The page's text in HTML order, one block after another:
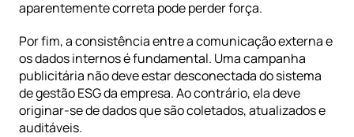
aparentemente correta pode perder força.
Por fim, a consistência entre a comunicação externa e
os dados internos é fundamental. Uma campanha
publicitária não deve estar desconectada do sistema
de gestão ESG da empresa. Ao contrário, ela deve
originar-se de dados que são coletados, atualizados e
auditáveis.